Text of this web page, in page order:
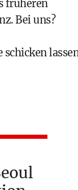
früheren
Bei uns?